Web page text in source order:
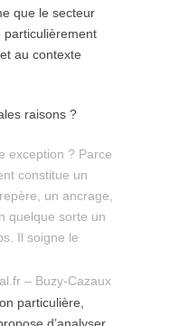
que le secteur
particulièrement
au contexte
raisons ?
exception ? Parce
constitue un
un ancrage,
quelque sorte un
Il soigne le
– Buzy-Cazaux
particulière,
d’analyser